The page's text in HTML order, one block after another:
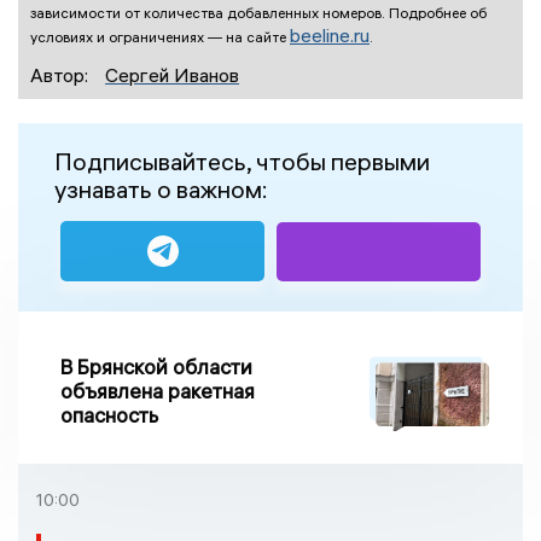
зависимости от количества добавленных номеров. Подробнее об
условиях и ограничениях — на сайте beeline.ru.
Автор: Сергей Иванов
Подписывайтесь, чтобы первыми
узнавать о важном:
В Брянской области
объявлена ракетная
опасность
10:00